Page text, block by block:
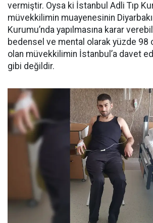
vermiştir. Oysa ki İstanbul Adli Tıp
müvekkilimin muayenesinin
Kurumu’nda yapılmasına karar
bedensel ve mental olarak yüzde 98
olan müvekkilimin İstanbul’a davet
gibi değildir.